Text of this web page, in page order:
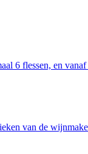
6 flessen, en
van de